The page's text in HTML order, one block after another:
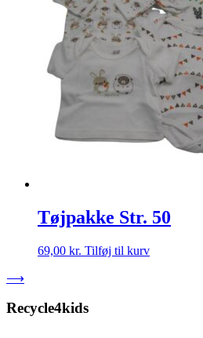
Tøjpakke Str. 50
69,00 kr. Tilføj til kurv
⟶
Recycle4kids